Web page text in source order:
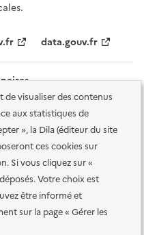
visualiser des contenus
aux statistiques de
», la Dila (éditeur du site
ces cookies sur
Si vous cliquez sur «
Votre choix est
être informé et
sur la page « Gérer les
data.gouv.fr
Accessibilité des
personnelles et sécurité
des cookies